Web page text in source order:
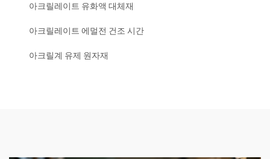
아크릴레이트 유화액 대체재
아크릴레이트 에멀전 건조 시간
아크릴계 유제 원자재